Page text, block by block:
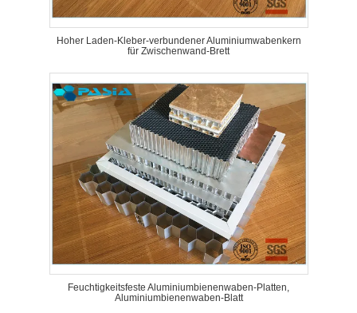
Hoher Laden-Kleber-verbundener Aluminiumwabenkern
für Zwischenwand-Brett
Feuchtigkeitsfeste Aluminiumbienenwaben-Platten,
Aluminiumbienenwaben-Blatt